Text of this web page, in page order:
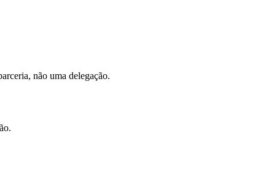
não uma delegação.